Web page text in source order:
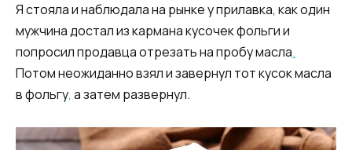
Я стояла и наблюдала на рынке у прилавка, как один
мужчина достал из кармана кусочек фольги и
попросил продавца отрезать на пробу масла.
Потом неожиданно взял и завернул тот кусок масла
в фольгу, а затем развернул.